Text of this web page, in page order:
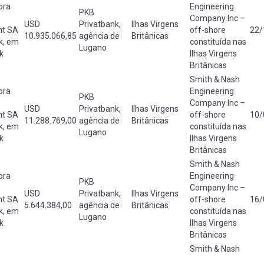
SA
em
USD
10.935.066,85
PKB
Privatbank,
agência de
Lugano
Ilhas Virgens
Britânicas
Engineering
Company Inc –
off-shore
constituída nas
Ilhas Virgens
Britânicas
SA
em
USD
11.288.769,00
PKB
Privatbank,
agência de
Lugano
Ilhas Virgens
Britânicas
Smith & Nash
Engineering
Company Inc –
off-shore
constituída nas
Ilhas Virgens
Britânicas
SA
em
USD
5.644.384,00
PKB
Privatbank,
agência de
Lugano
Ilhas Virgens
Britânicas
Smith & Nash
Engineering
Company Inc –
off-shore
constituída nas
Ilhas Virgens
Britânicas
Smith & Nash